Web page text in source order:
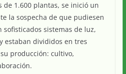
de 1.600 plantas, se inició un
la sospecha de que pudiesen
sistemas de luz,
estaban divididos en tres
producción: cultivo,